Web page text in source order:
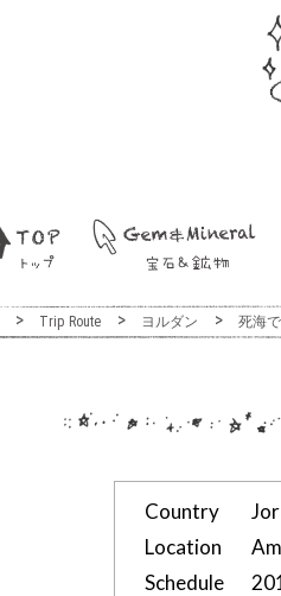
Trip Route ヨルダン 死海
Country
Location
Schedule